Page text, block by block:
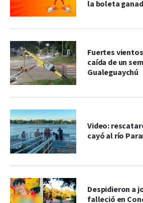
la boleta
Fuertes
caída de un
Gualeguaychú
Video:
cayó al río
Despidieron a
falleció en